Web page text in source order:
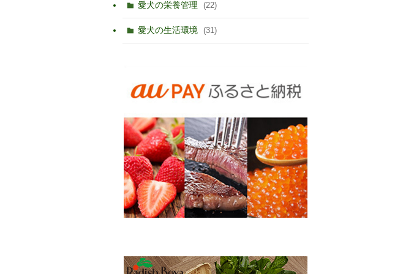
愛犬の栄養管理 (22)
愛犬の生活環境 (31)